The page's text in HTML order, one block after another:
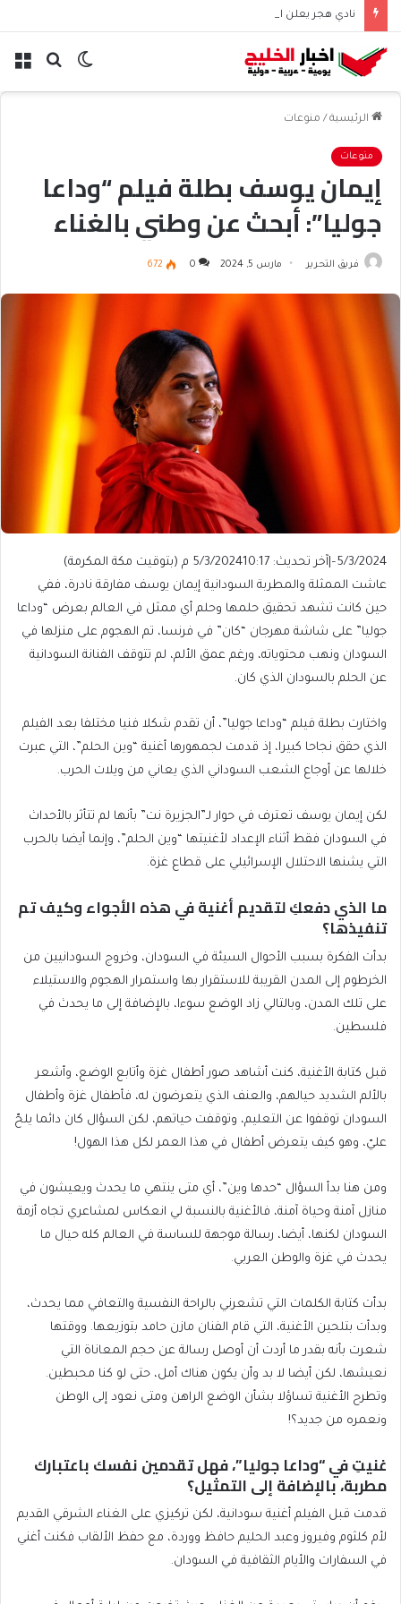
نادي هجر يعلن التعاقد مع المدافع الجزائري “أيوب دربال”
بحث الوضع
الرئيسية / منوعات
منوعات
إيمان يوسف بطلة فيلم “وداعا
جوليا”: أبحث عن وطني بالغناء
فريق التحرير مارس 5, 2024 0
672
5/3/2024
– آخر تحديث: 5/3/2024 10:17 م (بتوقيت مكة المكرمة)
عاشت الممثلة والمطربة السودانية إيمان يوسف مفارقة نادرة، ففي
حين كانت تشهد تحقيق حلمها وحلم أي ممثل في العالم بعرض “وداعا
جوليا” على شاشة مهرجان “كان” في فرنسا، تم الهجوم على منزلها في
السودان ونهب محتوياته، ورغم عمق الألم، لم تتوقف الفنانة السودانية
عن الحلم بالسودان الذي كان.
واختارت بطلة فيلم “وداعا جوليا”، أن تقدم شكلا فنيا مختلفا بعد الفيلم
الذي حقق نجاحا كبيرا، إذ قدمت لجمهورها أغنية “وين الحلم”، التي عبرت
خلالها عن أوجاع الشعب السوداني الذي يعاني من ويلات الحرب.
لكن إيمان يوسف تعترف في حوار لـ”الجزيرة نت” بأنها لم تتأثر بالأحداث
في السودان فقط أثناء الإعداد لأغنيتها “وين الحلم”، وإنما أيضا بالحرب
التي يشنها الاحتلال الإسرائيلي على قطاع غزة.
ما الذي دفعكِ لتقديم أغنية في هذه الأجواء وكيف تم
تنفيذها؟
بدأت الفكرة بسبب الأحوال السيئة في السودان، وخروج السودانيين من
الخرطوم إلى المدن القريبة للاستقرار بها واستمرار الهجوم والاستيلاء
على تلك المدن، وبالتالي زاد الوضع سوءا، بالإضافة إلى ما يحدث في
فلسطين.
قبل كتابة الأغنية، كنت أشاهد صور أطفال غزة وأتابع الوضع، وأشعر
بالألم الشديد حيالهم، والعنف الذي يتعرضون له، فأطفال غزة وأطفال
السودان توقفوا عن التعليم، وتوقفت حياتهم، لكن السؤال كان دائما يلحّ
عليّ، وهو كيف يتعرض أطفال في هذا العمر لكل هذا الهول!
ومن هنا بدأ السؤال “حدها وين”، أي متى ينتهي ما يحدث ويعيشون في
منازل آمنة وحياة آمنة، فالأغنية بالنسبة لي انعكاس لمشاعري تجاه أزمة
السودان لكنها، أيضا، رسالة موجهة للساسة في العالم كله حيال ما
يحدث في غزة والوطن العربي.
بدأت كتابة الكلمات التي تشعرني بالراحة النفسية والتعافي مما يحدث،
وبدأت بتلحين الأغنية، التي قام الفنان مازن حامد بتوزيعها. ووقتها
شعرت بأنه بقدر ما أردت أن أوصل رسالة عن حجم المعاناة التي
نعيشها، لكن أيضا لا بد وأن يكون هناك أمل، حتى لو كنا محبطين.
وتطرح الأغنية تساؤلا بشأن الوضع الراهن ومتى نعود إلى الوطن
ونعمره من جديد؟!
غنيتِ في “وداعا جوليا”، فهل تقدمين نفسك باعتبارك
مطربة، بالإضافة إلى التمثيل؟
قدمت قبل الفيلم أغنية سودانية، لكن تركيزي على الغناء الشرقي القديم
لأم كلثوم وفيروز وعبد الحليم حافظ ووردة، مع حفظ الألقاب فكنت أغني
في السفارات والأيام الثقافية في السودان.